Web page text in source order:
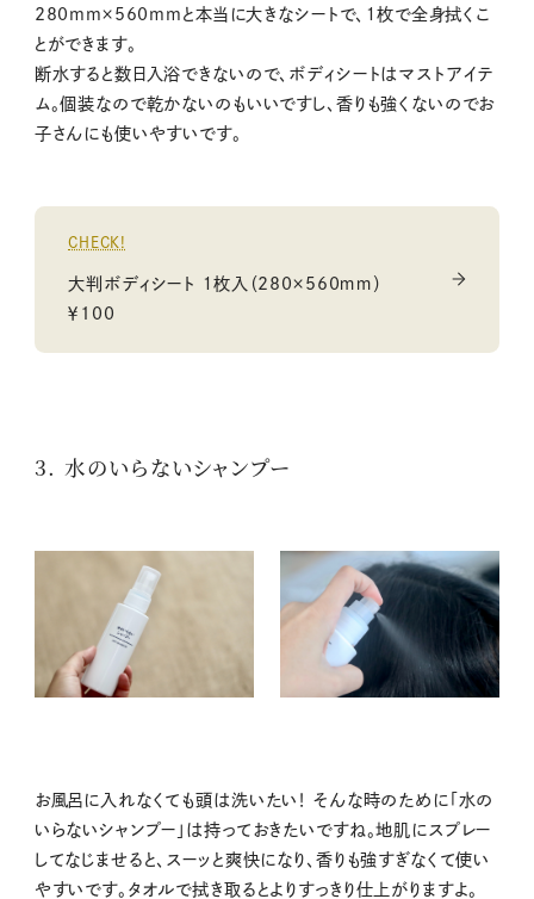
280mm×560mmと本当に大きなシートで、１枚で全身拭くこ
とができます。
断水すると数日入浴できないので、ボディシートはマストアイテ
ム。個装なので乾かないのもいいですし、香りも強くないのでお
子さんにも使いやすいです。
CHECK!
大判ボディシート １枚入（280×560ｍｍ）
￥100
3. 水のいらないシャンプー
お風呂に入れなくても頭は洗いたい！ そんな時のために「水の
いらないシャンプー」は持っておきたいですね。地肌にスプレー
してなじませると、スーッと爽快になり、香りも強すぎなくて使い
やすいです。タオルで拭き取るとよりすっきり仕上がりますよ。